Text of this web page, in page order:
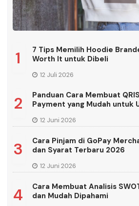
1
7 Tips Memilih Hoodie
Worth It untuk Dibeli
12 Juli 2026
2
Panduan Cara Membuat
Payment yang Mudah untuk
12 Juni 2026
3
Cara Pinjam di GoPay
dan Syarat Terbaru 2026
12 Juni 2026
4
Cara Membuat Analisis
dan Mudah Dipahami